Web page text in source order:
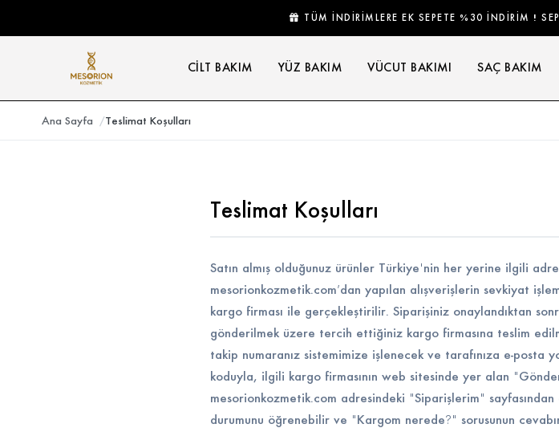
TÜM İNDİRİMLERE EK SEPETE %30 İNDİRİM !
CILT BAKIM YÜZ BAKIM VÜCUT BAKIMI SAÇ BAKIM
Ana Sayfa Teslimat Koşulları
Teslimat Koşulları
Satın almış olduğunuz ürünler Türkiye'nin her yerine ilgili
mesorionkozmetik.com’dan yapılan alışverişlerin sevkiyat
kargo firması ile gerçekleştirilir. Siparişiniz onaylandıktan
gönderilmek üzere tercih ettiğiniz kargo firmasına teslim
takip numaranız sistemimize işlenecek ve tarafınıza e-
koduyla, ilgili kargo firmasının web sitesinde yer alan
mesorionkozmetik.com adresindeki "Siparişlerim"
durumunu öğrenebilir ve "Kargom nerede?" sorusunun